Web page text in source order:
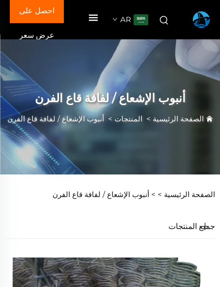
AR
احصل على
عرض سعر
أنبوب الإشعاع / لفافة قاع الفرن
الصفحة الرئيسية > المنتجات >أنبوب الإشعاع / لفافة قاع الفرن
الصفحة الرئيسية > > أنبوب الإشعاع / لفافة قاع الفرن
جميع المنتجات